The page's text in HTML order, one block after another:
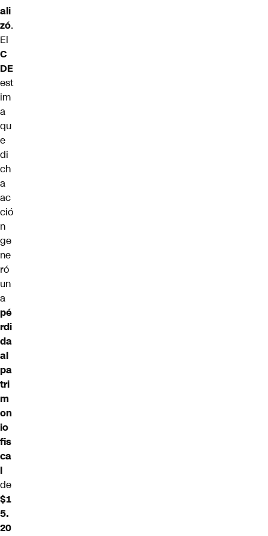
ali
zó.
El
C
DE
est
im
a
qu
e
di
ch
a
ac
ció
n
ge
ne
ró
un
a
pé
rdi
da
al
pa
tri
m
on
io
fis
ca
l
de
$1
5.
20